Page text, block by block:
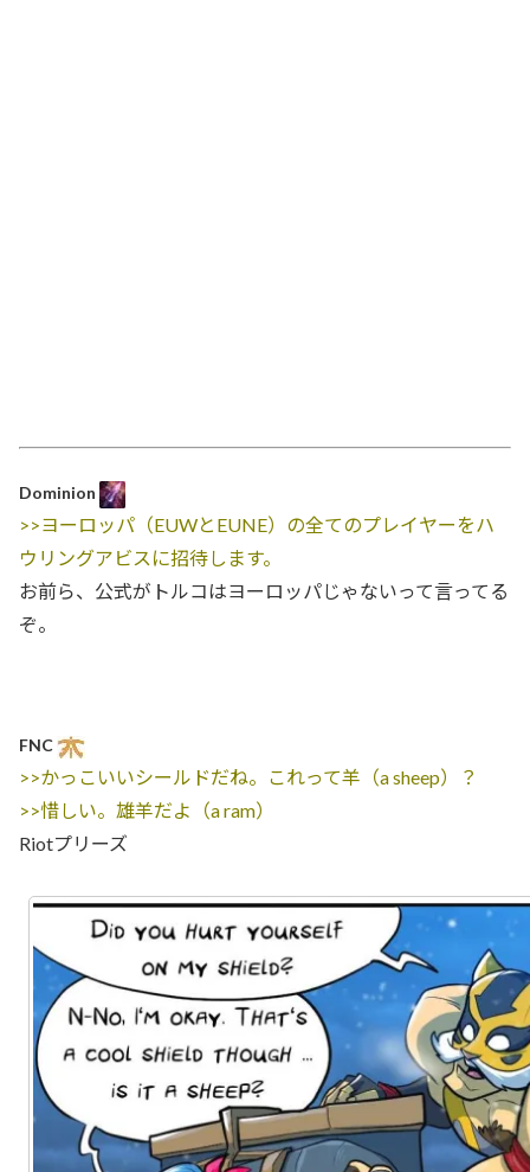
Dominion
>>ヨーロッパ（EUWとEUNE）の全てのプレイヤーをハ
ウリングアビスに招待します。
お前ら、公式がトルコはヨーロッパじゃないって言ってる
ぞ。
FNC
>>かっこいいシールドだね。これって羊（a sheep）？
>>惜しい。雄羊だよ（a ram）
Riotプリーズ